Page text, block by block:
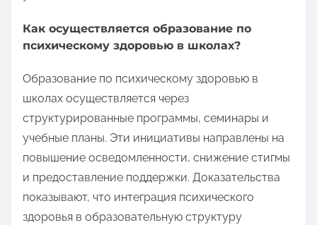
Как осуществляется образование по
психическому здоровью в школах?
Образование по психическому здоровью в
школах осуществляется через
структурированные программы, семинары и
учебные планы. Эти инициативы направлены на
повышение осведомленности, снижение стигмы
и предоставление поддержки. Доказательства
показывают, что интеграция психического
здоровья в образовательную структуру